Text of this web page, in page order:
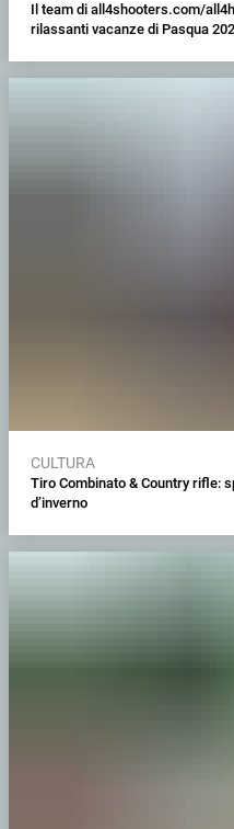
Il team di all4shooters.com/
rilassanti vacanze di Pasqua
CULTURA
Tiro Combinato & Country rifle:
d’inverno